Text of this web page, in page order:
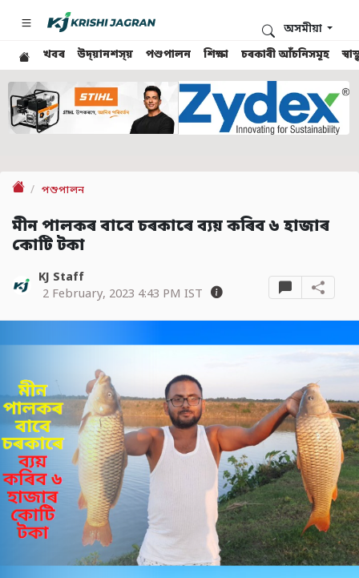
খবৰ উদ্য়ানশস্য় পশুপালন শিক্ষা চৰকাৰী আঁচনিসমূহ
অসমীয়া
পশুপালন
মীন পালকৰ বাবে চৰকাৰে ব্যয় কৰিব ৬ হাজাৰ
কোটি টকা
KJ Staff
2 February, 2023 4:43 PM IST